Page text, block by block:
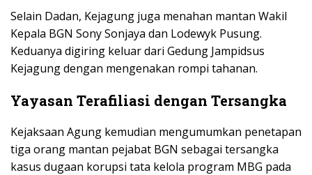
Selain Dadan, Kejagung juga menahan mantan Wakil
Kepala BGN Sony Sonjaya dan Lodewyk Pusung.
Keduanya digiring keluar dari Gedung Jampidsus
Kejagung dengan mengenakan rompi tahanan.
Yayasan Terafiliasi dengan Tersangka
Kejaksaan Agung kemudian mengumumkan penetapan
tiga orang mantan pejabat BGN sebagai tersangka
kasus dugaan korupsi tata kelola program MBG pada